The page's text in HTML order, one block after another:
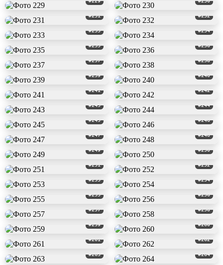
#231 #232
#233 #234
#235 #236
#237 #238
#239 #240
#241 #242
#243 #244
#245 #246
#247 #248
#249 #250
#251 #252
#253 #254
#255 #256
#257 #258
#259 #260
#261 #262
#263 #264